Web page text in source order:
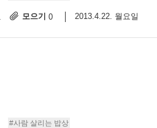
모으기 0 2013.4.22. 월요일
#사람 살리는 밥상